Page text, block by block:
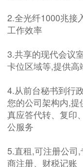
2.全光纤1000兆接
工作效率
3.共享的现代会议
卡位区域等,提供
4.从前台秘书到行
您的公司架构内,
真应答代转、复印
公服务
5.直租,可注册公司
商注册、财税记账